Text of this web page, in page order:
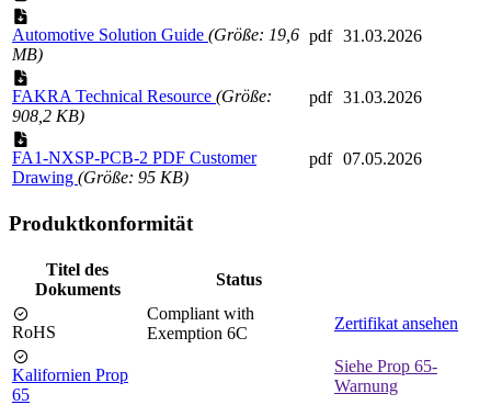
Automotive Solution Guide (Größe: 19,6
MB)
pdf 31.03.2026
FAKRA Technical Resource (Größe:
908,2 KB)
pdf 31.03.2026
FA1-NXSP-PCB-2 PDF Customer
Drawing (Größe: 95 KB)
pdf 07.05.2026
Produktkonformität
Titel des
Dokuments
Status
RoHS
Compliant with
Exemption 6C
Zertifikat ansehen
Kalifornien Prop
65
Siehe Prop 65-
Warnung